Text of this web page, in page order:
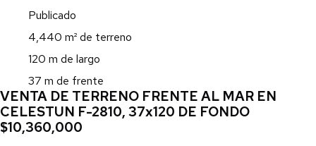
Publicado
4,440 m² de terreno
120 m de largo
37 m de frente
VENTA DE TERRENO FRENTE AL MAR EN
CELESTUN F-2810, 37x120 DE FONDO
$10,360,000